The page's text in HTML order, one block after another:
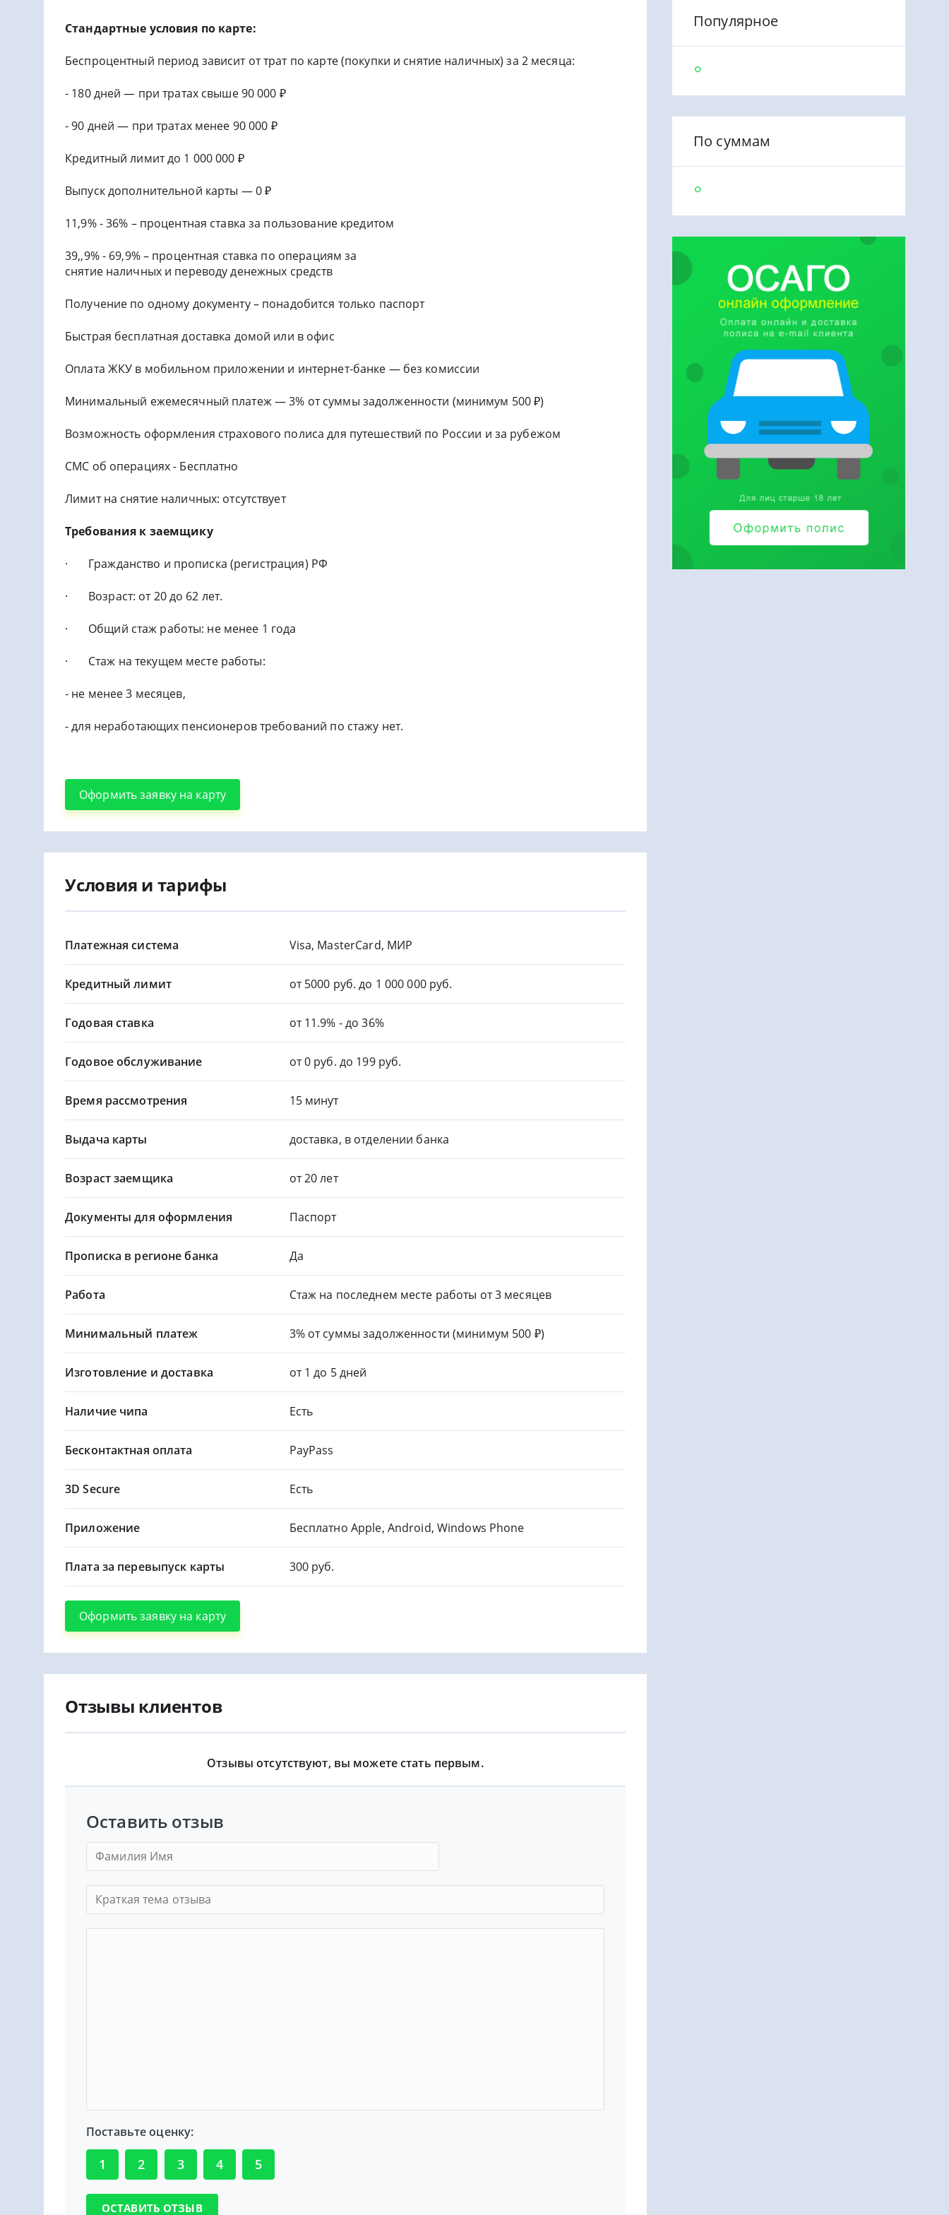
Стандартные условия по карте:
Беспроцентный период зависит от трат по карте (покупки и снятие наличных) за 2 месяца:
- 180 дней — при тратах свыше 90 000 ₽
- 90 дней — при тратах менее 90 000 ₽
Кредитный лимит до 1 000 000 ₽
Выпуск дополнительной карты — 0 ₽
11,9% - 36% – процентная ставка за пользование кредитом
39,,9% - 69,9% – процентная ставка по операциям за
снятие наличных и переводу денежных средств
Получение по одному документу – понадобится только паспорт
Быстрая бесплатная доставка домой или в офис
Оплата ЖКУ в мобильном приложении и интернет-банке — без комиссии
Минимальный ежемесячный платеж — 3% от суммы задолженности (минимум 500 ₽)
Возможность оформления страхового полиса для путешествий по России и за рубежом
СМС об операциях - Бесплатно
Лимит на снятие наличных: отсутствует
Требования к заемщику
· Гражданство и прописка (регистрация) РФ
· Возраст: от 20 до 62 лет.
· Общий стаж работы: не менее 1 года
· Стаж на текущем месте работы:
- не менее 3 месяцев,
- для неработающих пенсионеров требований по стажу нет.
Оформить заявку на карту
Условия и тарифы
Платежная система Visa, MasterCard, МИР
Кредитный лимит от 5000 руб. до 1 000 000 руб.
Годовая ставка от 11.9% - до 36%
Годовое обслуживание от 0 руб. до 199 руб.
Время рассмотрения 15 минут
Выдача карты доставка, в отделении банка
Возраст заемщика от 20 лет
Документы для оформления Паспорт
Прописка в регионе банка Да
Работа Стаж на последнем месте работы от 3 месяцев
Минимальный платеж 3% от суммы задолженности (минимум 500 ₽)
Изготовление и доставка от 1 до 5 дней
Наличие чипа Есть
Бесконтактная оплата PayPass
3D Secure Есть
Приложение Бесплатно Apple, Android, Windows Phone
Плата за перевыпуск карты 300 руб.
Оформить заявку на карту
Отзывы клиентов
Отзывы отсутствуют, вы можете стать первым.
Оставить отзыв
Поставьте оценку:
1 2 3 4 5
Популярное
По суммам